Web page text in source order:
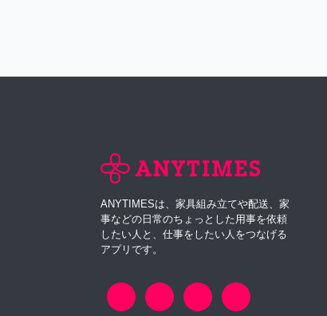
ANYTIMESは、家具組み立てや配送、家
事などの日常のちょっとした用事を依頼
したい人と、仕事をしたい人をつなげる
アプリです。